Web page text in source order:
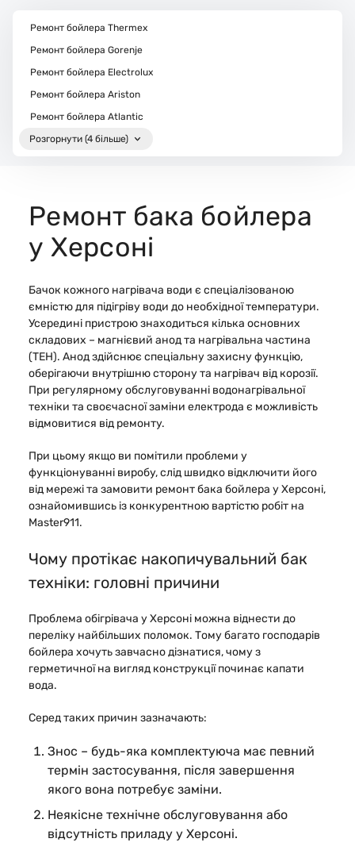
Ремонт бака бойлера
у Херсоні
Бачок кожного нагрівача води є спеціалізованою
ємністю для підігріву води до необхідної температури.
Усередині пристрою знаходиться кілька основних
складових – магнієвий анод та нагрівальна частина
(ТЕН). Анод здійснює спеціальну захисну функцію,
оберігаючи внутрішню сторону та нагрівач від корозії.
При регулярному обслуговуванні водонагрівальної
техніки та своєчасної заміни електрода є можливість
відмовитися від ремонту.
При цьому якщо ви помітили проблеми у
функціонуванні виробу, слід швидко відключити його
від мережі та замовити ремонт бака бойлера у Херсоні,
ознайомившись із конкурентною вартістю робіт на
Master911.
Чому протікає накопичувальний бак
техніки: головні причини
Проблема обігрівача у Херсоні можна віднести до
переліку найбільших поломок. Тому багато господарів
бойлера хочуть завчасно дізнатися, чому з
герметичної на вигляд конструкції починає капати
вода.
Серед таких причин зазначають:
Знос – будь-яка комплектуюча має певний
термін застосування, після завершення
якого вона потребує заміни.
Неякісне технічне обслуговування або
відсутність приладу у Херсоні.
Ремонт бойлера Thermex
Ремонт бойлера Gorenje
Ремонт бойлера Electrolux
Ремонт бойлера Ariston
Ремонт бойлера Atlantic
Розгорнути (4 більше)